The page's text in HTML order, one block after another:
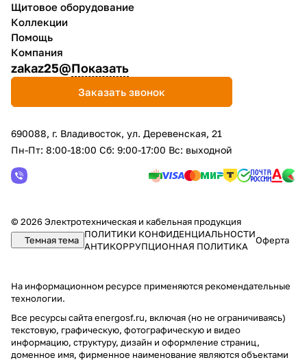
Щитовое оборудование
Коллекции
Помощь
Компания
zakaz25@Показать
Заказать звонок
690088, г. Владивосток, yл. Деревенская, 21
Пн-Пт: 8:00-18:00 Сб: 9:00-17:00 Вс: выходной
© 2026 Электротехническая и кабельная продукция
Темная тема
ПОЛИТИКИ КОНФИДЕНЦИАЛЬНОСТИ
АНТИКОРРУПЦИОННАЯ ПОЛИТИКА
Оферта
На информационном ресурсе применяются рекомендательные
технологии.
Все ресурсы сайта energosf.ru, включая (но не ограничиваясь)
текстовую, графическую, фотографическую и видео
информацию, структуру, дизайн и оформление страниц,
доменное имя, фирменное наименование являются объектами